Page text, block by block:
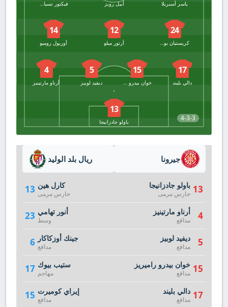
4-3-3
ياسر أسبريلا أبيل رويز فيكتور تسيانكوف
24
كريستيان بورتو
12
أرتور ميلو
14
أوريول روميو
17
دالي بليند
15
5
ديفيد لوبيز
4
أرناو مارتينيز
13
باولو جادزانيجا
ريال بلد الوليد
13 كارل هين
حارس مرمى
23 أنور تهامي
وسط
6 جينك أوزكاكار
مدافع
17 ستيب بيوك
مهاجم
15 إيراي كوميرت
مدافع
جيرونا
13 باولو جادزانيجا
حارس مرمى
4 أرناو مارتينيز
مدافع
5 ديفيد لوبيز
مدافع
15 خوان بيدرو راميريز
مدافع
17 دالي بليند
مدافع